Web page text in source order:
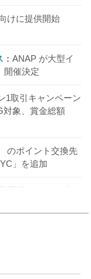
けに提供開始
ANAP が大型イ
開催決定
1取引キャンペーン
対象、賞金総額
のポイント交換先
」を追加
型円建てステーブル